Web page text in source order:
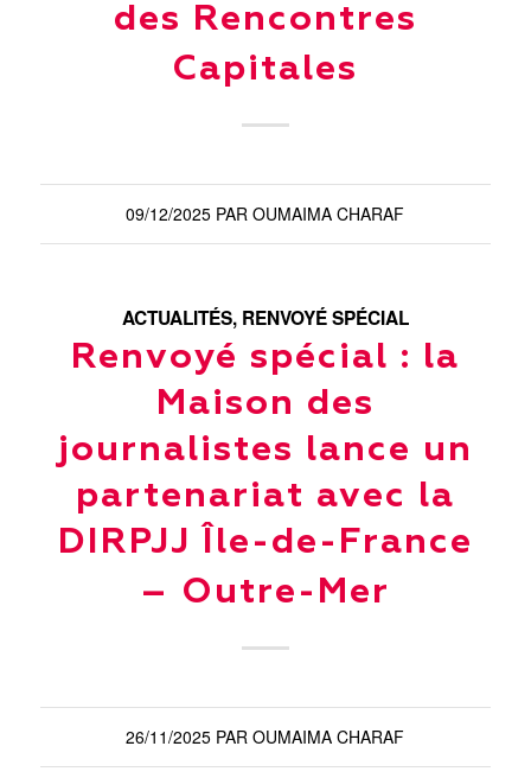
des Rencontres
Capitales
09/12/2025 PAROUMAIMA CHARAF
ACTUALITÉS, RENVOYÉ SPÉCIAL
Renvoyé spécial : la
Maison des
journalistes lance un
partenariat avec la
DIRPJJ Île-de-France
– Outre-Mer
26/11/2025 PAROUMAIMA CHARAF